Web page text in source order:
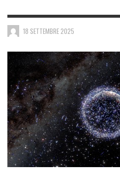
18 SETTEMBRE 2025